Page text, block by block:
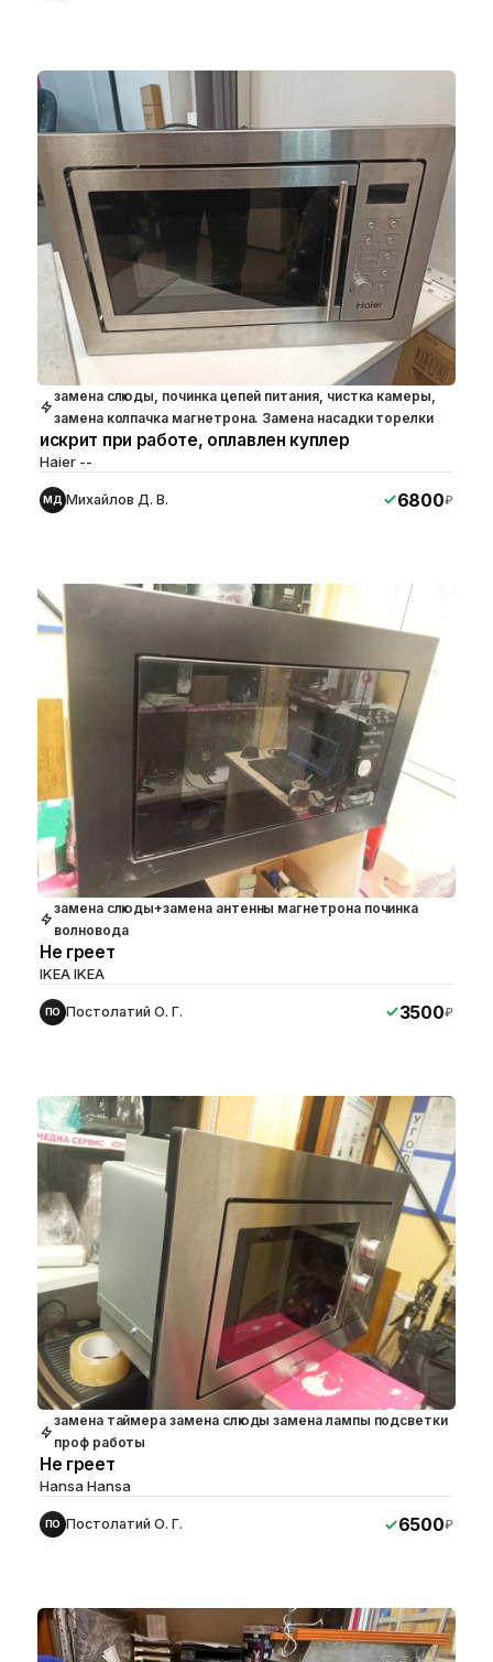
замена слюды, починка цепей питания, чистка камеры,
замена колпачка магнетрона. Замена насадки торелки
искрит при работе, оплавлен куплер
Haier --
МД Михайлов Д. В. 6800₽
замена слюды+замена антенны магнетрона починка
волновода
Не греет
IKEA IKEA
ПО Постолатий О. Г. 3500₽
замена таймера замена слюды замена лампы подсветки
проф работы
Не греет
Hansa Hansa
ПО Постолатий О. Г. 6500₽